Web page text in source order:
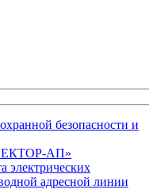
безопасности и
АП»
электрических
адресной линии